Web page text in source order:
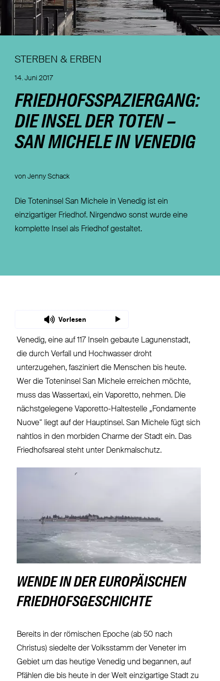
Nachhaltigkeit
STERBEN & ERBEN
14. Juni 2017
FRIEDHOFSSPAZIERGANG:
DIE INSEL DER TOTEN –
SAN MICHELE IN VENEDIG
von Jenny Schack
Die Toteninsel San Michele in Venedig ist ein
einzigartiger Friedhof. Nirgendwo sonst wurde eine
komplette Insel als Friedhof gestaltet.
Vorlesen
Venedig, eine auf 117 Inseln gebaute Lagunenstadt,
die durch Verfall und Hochwasser droht
unterzugehen, fasziniert die Menschen bis heute.
Wer die Toteninsel San Michele erreichen möchte,
muss das Wassertaxi, ein Vaporetto, nehmen. Die
nächstgelegene Vaporetto-Haltestelle „Fondamente
Nuove“ liegt auf der Hauptinsel. San Michele fügt sich
nahtlos in den morbiden Charme der Stadt ein. Das
Friedhofsareal steht unter Denkmalschutz.
WENDE IN DER EUROPÄISCHEN
FRIEDHOFSGESCHICHTE
Bereits in der römischen Epoche (ab 50 nach
Christus) siedelte der Volksstamm der Veneter im
Gebiet um das heutige Venedig und begannen, auf
Pfählen die bis heute in der Welt einzigartige Stadt zu